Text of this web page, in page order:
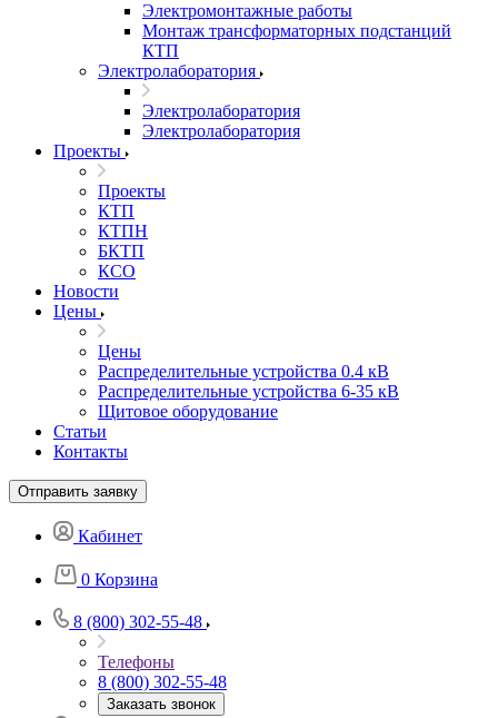
Электромонтажные работы
Монтаж трансформаторных подстанций
КТП
Электролаборатория
Электролаборатория
Электролаборатория
Проекты
Проекты
КТП
КТПН
БКТП
КСО
Новости
Цены
Цены
Распределительные устройства 0.4 кВ
Распределительные устройства 6-35 кВ
Щитовое оборудование
Статьи
Контакты
Отправить заявку
Кабинет
0 Корзина
8 (800) 302-55-48
Телефоны
8 (800) 302-55-48
Заказать звонок